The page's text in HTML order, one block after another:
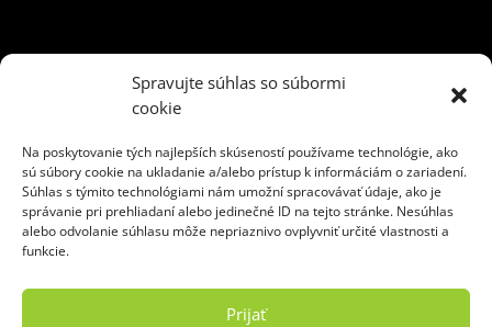
Spravujte súhlas so súbormi
cookie
Na poskytovanie tých najlepších skúseností používame technológie, ako
sú súbory cookie na ukladanie a/alebo prístup k informáciám o zariadení.
Súhlas s týmito technológiami nám umožní spracovávať údaje, ako je
správanie pri prehliadaní alebo jedinečné ID na tejto stránke. Nesúhlas
alebo odvolanie súhlasu môže nepriaznivo ovplyvniť určité vlastnosti a
funkcie.
Prijať
naťahovák
triedenie odpadu
uzamykateľný veľkoobjemový